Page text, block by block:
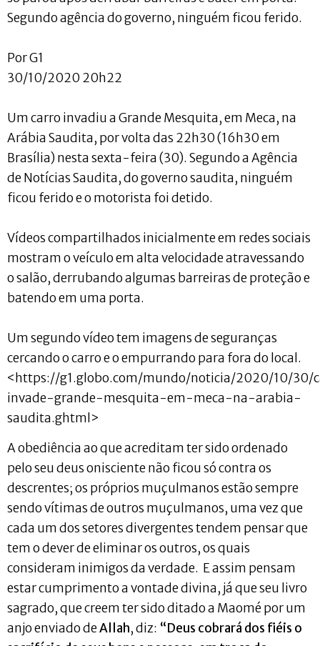
Segundo agência do governo, ninguém ficou ferido.
Por G1
30/10/2020 20h22
Um carro invadiu a Grande Mesquita, em Meca, na
Arábia Saudita, por volta das 22h30 (16h30 em
Brasília) nesta sexta-feira (30). Segundo a Agência
de Notícias Saudita, do governo saudita, ninguém
ficou ferido e o motorista foi detido.
Vídeos compartilhados inicialmente em redes sociais
mostram o veículo em alta velocidade atravessando
o salão, derrubando algumas barreiras de proteção e
batendo em uma porta.
Um segundo vídeo tem imagens de seguranças
cercando o carro e o empurrando para fora do local.
<https://g1.globo.com/mundo/noticia/2020/10/30/
invade-grande-mesquita-em-meca-na-arabia-
saudita.ghtml>
A obediência ao que acreditam ter sido ordenado
pelo seu deus onisciente não ficou só contra os
descrentes; os próprios muçulmanos estão sempre
sendo vítimas de outros muçulmanos, uma vez que
cada um dos setores divergentes tendem pensar que
tem o dever de eliminar os outros, os quais
consideram inimigos da verdade. E assim pensam
estar cumprimento a vontade divina, já que seu livro
sagrado, que creem ter sido ditado a Maomé por um
anjo enviado deAllah, diz: “Deus cobrará dos fiéis o